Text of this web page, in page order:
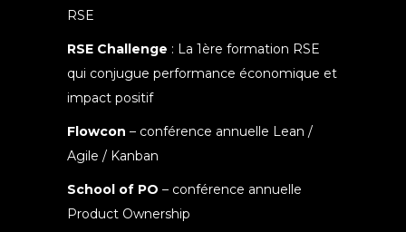
RSE
RSE Challenge : La 1ère formation RSE
qui conjugue performance économique et
impact positif
Flowcon – conférence annuelle Lean /
Agile / Kanban
School of PO – conférence annuelle
Product Ownership